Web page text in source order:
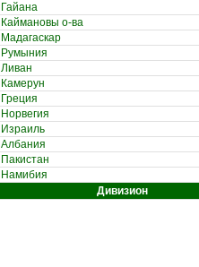
Гайана
Каймановы о-ва
Мадагаскар
Румыния
Ливан
Камерун
Греция
Норвегия
Израиль
Албания
Пакистан
Намибия
Дивизион